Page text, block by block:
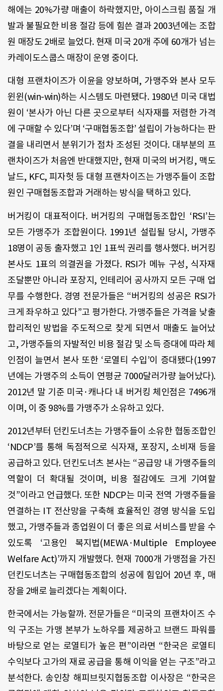
해에는 20%가량 매출이 하락했지만, 아이스크림 품질 개
발과 불필요한 비용 절감 등에 힘쓴 결과 2003년에는 조합
원 매장도 2배로 늘었다. 현재 미국 20개 주에 60개가 넘는
카레이도스쿱스 매장이 운영 중이다.
대형 프랜차이즈가 이윤을 양보하며, 가맹주와 본사 모두
윈윈(win-win)하는 시스템도 마련됐다. 1980년 미국 대법
원이 ‘본사가 아닌 다른 곳으로부터 식자재를 저렴한 가격
에 구매할 수 있다’며 ‘구매협동조합’ 설립이 가능하다는 판
결을 내리면서 분위기가 점차 조성된 것이다. 대부분의 프
랜차이즈가 처음엔 반대했지만, 현재 미국의 버거킹, 맥도
날드, KFC, 피자헛 등 대형 프랜차이즈는 가맹주들이 조합
원인 구매협동조합과 거래하는 방식을 택하고 있다.
버거킹이 대표적이다. 버거킹의 구매협동조합인 ‘RSI’는
모든 가맹주가 조합원이다. 1991년 설립될 당시, 가맹주
18명이 공동 출자했고 1인 1표씩 권리를 행사했다. 버거킹
본사도 1표의 의결권을 가졌다. RSI가 메뉴 구성, 식자재
조달뿐만 아니라 포장지, 인테리어 공사까지 모든 구매 업
무를 수행한다. 경영 전문가들은 “버거킹의 성공은 RSI가
크게 좌우하고 있다”고 평가한다. 가맹주들은 가격을 낮출
합리적인 방법을 주도적으로 찾게 되면서 매출도 늘어났
고, 가맹주들의 자발적인 비용 절감 및 소득 증대에 따라 체
인점이 늘면서 본사 또한 ‘로열티 수입’이 증대됐다(1997
년에는 가맹주의 소득이 연평균 7000달러가량 늘어났다).
2012년 말 기준 미국·캐나다 내 버거킹 체인점은 7496개
이며, 이 중 98%를 가맹주가 소유하고 있다.
2012년부터 던킨도너츠는 가맹주들이 소유한 협동조합인
‘NDCP’를 통해 독점적으로 식자재, 포장지, 소비재 등을
공급하고 있다. 던킨도너츠 본사는 “공급망 내 가맹주들의
역할이 더 확대될 것이며, 비용 절감에도 크게 기여할
것”이라고 언급했다. 또한 NDCP는 미국 전역 가맹주들을
연결하는 IT 전산망을 구축해 효율적인 경영 방식을 도입
했고, 가맹주들과 종업원이 더 좋은 의료 서비스를 받을 수
있도록 ‘고용인 복지법(MEWA·Multiple Employee
Welfare Act)’까지 개발했다. 현재 7000개 가맹점을 가진
던킨도너츠는 구매협동조합의 성공에 힘입어 20년 후, 매
장을 2배로 늘리겠다는 계획이다.
한국에서는 가능할까. 전문가들은 “미국의 프랜차이즈 수
익 구조는 가맹 본부가 노하우를 제공하고 브랜드 파워를
바탕으로 얻는 로열티가 높은 편”이라면 “한국은 로열티
수익보다 고가의 재료 공급을 통해 이익을 얻는 구조”라고
분석한다. 송인창 해피브릿지협동조합 이사장은 “한국은